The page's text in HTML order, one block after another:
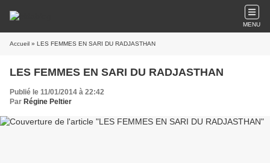
MENU
Accueil » LES FEMMES EN SARI DU RADJASTHAN
LES FEMMES EN SARI DU RADJASTHAN
Publié le 11/01/2014 à 22:42
Par Régine Peltier